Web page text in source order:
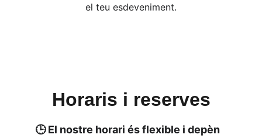
el teu esdeveniment.
🕒 El nostre horari és flexible i depèn
Horaris i reserves